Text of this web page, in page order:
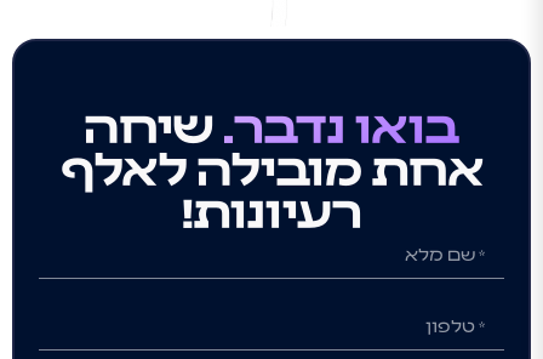
בואו נדבר.שיחה
אחת מובילה לאלף
רעיונות!